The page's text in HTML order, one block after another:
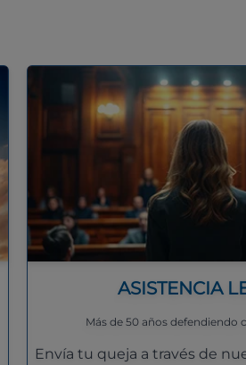
ASISTENCIA
Más de 50 años defendiendo
Envía tu queja a través de